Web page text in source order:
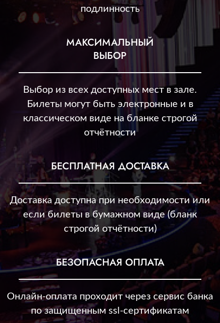
подлинность
МАКСИМАЛЬНЫЙ
ВЫБОР
Выбор из всех доступных мест в зале.
Билеты могут быть электронные и в
классическом виде на бланке строгой
отчётности
БЕСПЛАТНАЯ ДОСТАВКА
Доставка доступна при необходимости или
если билеты в бумажном виде (бланк
строгой отчётности)
БЕЗОПАСНАЯ ОПЛАТА
Онлайн-оплата проходит через сервис банка
по защищенным ssl-сертификатам